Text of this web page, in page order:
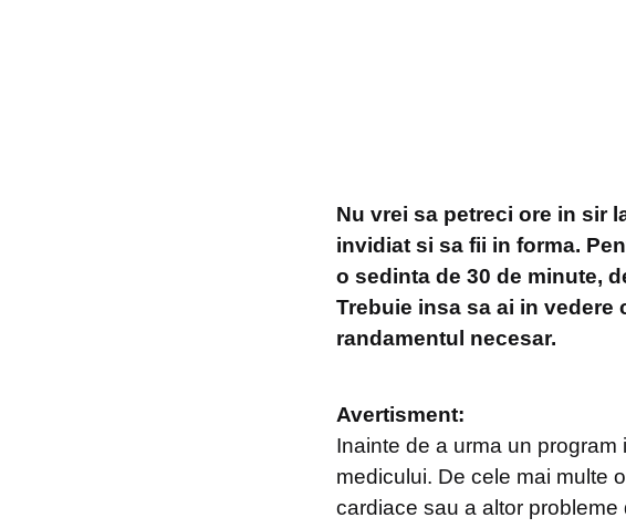
Nu vrei sa petreci ore in sir
invidiat si sa fii in forma.
o sedinta de 30 de minute,
Trebuie insa sa ai in vedere
randamentul necesar.
Avertisment:
Inainte de a urma un
medicului. De cele mai multe
cardiace sau a altor